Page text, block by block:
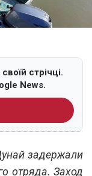
стрічці.
News.
задержали
отряда. Заход